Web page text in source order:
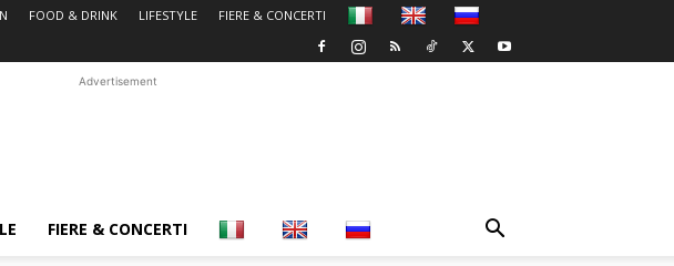
FOOD & DRINK LIFESTYLE FIERE & CONCERTI
Advertisement
FIERE & CONCERTI